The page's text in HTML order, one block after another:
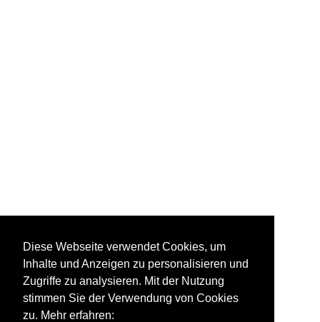
Diese Webseite verwendet Cookies, um
Inhalte und Anzeigen zu personalisieren und
Zugriffe zu analysieren. Mit der Nutzung
stimmen Sie der Verwendung von Cookies
zu. Mehr erfahren: